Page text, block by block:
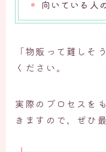
向いている人
「物販って難しそ
ください。
実際のプロセスを
きますので、ぜひ